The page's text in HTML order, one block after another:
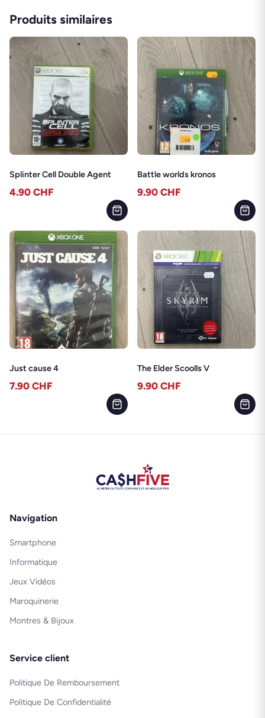
Produits similaires
Splinter Cell Double Agent
4.90 CHF
Battle worlds kronos
9.90 CHF
Just cause 4
7.90 CHF
The Elder Scoolls V
9.90 CHF
Navigation
Smartphone
Informatique
Jeux Vidéos
Maroquinerie
Montres & Bijoux
Service client
Politique De Remboursement
Politique De Confidentialité